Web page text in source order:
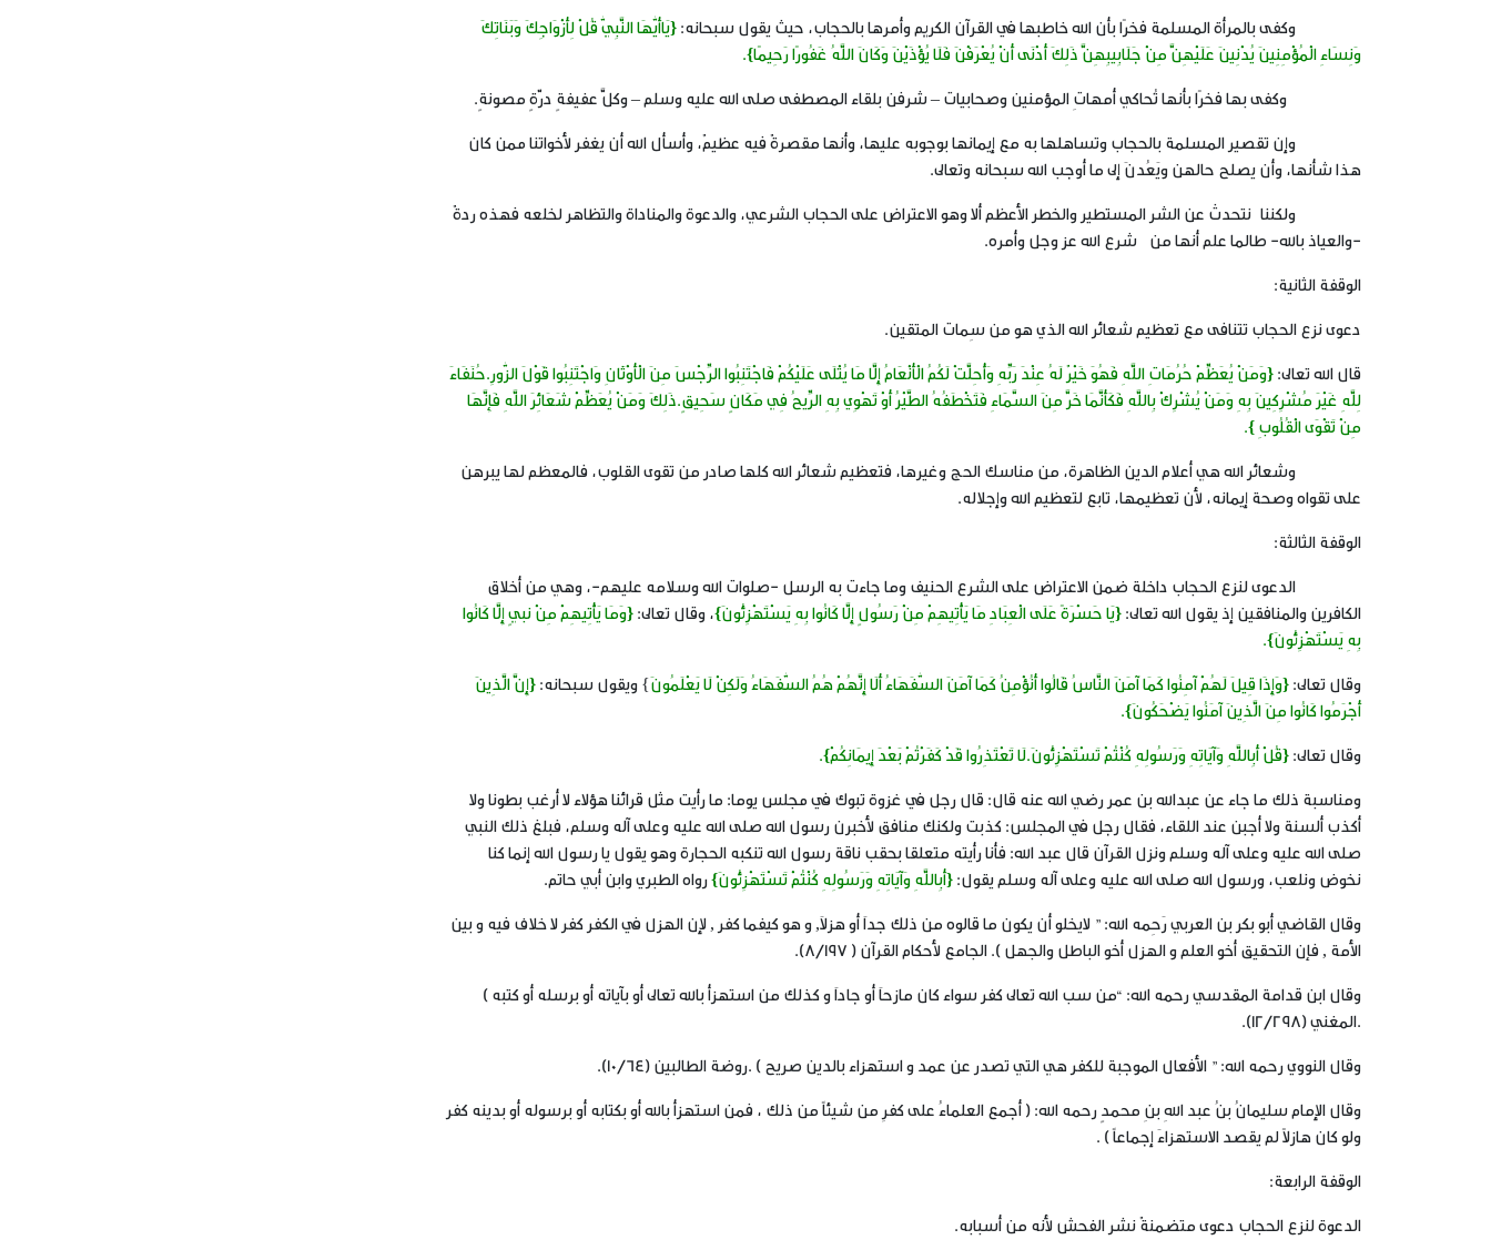
وكفى بالمرأة المسلمة فخرًا بأن الله خاطبها في القرآن الكريم وأمرها بالحجاب، حيث يقول سبحانه:{يَاأَيُّهَا النَّبِيُّ قُلْ لِأَزْوَاجِكَ وَبَنَاتِكَ
وَنِسَاءِ الْمُؤْمِنِينَ يُدْنِينَ عَلَيْهِنَّ مِنْ جَلَابِيبِهِنَّ ذَلِكَ أَدْنَى أَنْ يُعْرَفْنَ فَلَا يُؤْذَيْنَ وَكَانَ اللَّهُ غَفُورًا رَحِيمًا}.
وكفى بها فخرًا بأنها تُحاكي أمهاتِ المؤمنين وصحابيات – شرفن بلقاء المصطفى صلى الله عليه وسلم – وكلَّ عفيفةٍ درّةٍ مصونةٍ.
وإن تقصير المسلمة بالحجاب وتساهلها به مع إيمانها بوجوبه عليها، وأنها مقصرةٌ فيه عظيمٌ، وأسأل الله أن يغفر لأخواتنا ممن كان
هذا شأنها، وأن يصلح حالهن ويَعُدنَ إلى ما أوجب الله سبحانه وتعالى.
ولكننا نتحدث عن الشر المستطير والخطر الأعظم ألا وهو الاعتراض على الحجاب الشرعي، والدعوة والمناداة والتظاهر لخلعه فهذه ردةٌ
-والعياذ بالله- طالما علم أنها من شرع الله عز وجل وأمره.
الوقفة الثانية:
دعوى نزع الحجاب تتنافى مع تعظيم شعائر الله الذي هو من سِمات المتقين.
قال الله تعالى:{وَمَنْ يُعَظِّمْ حُرُمَاتِ اللَّهِ فَهُوَ خَيْرٌ لَهُ عِنْدَ رَبِّهِ وَأُحِلَّتْ لَكُمُ الْأَنْعَامُ إِلَّا مَا يُتْلَى عَلَيْكُمْ فَاجْتَنِبُوا الرِّجْسَ مِنَ الْأَوْثَانِ وَاجْتَنِبُوا قَوْلَ الزُّورِ.حُنَفَاءَ
لِلَّهِ غَيْرَ مُشْرِكِينَ بِهِ وَمَنْ يُشْرِكْ بِاللَّهِ فَكَأَنَّمَا خَرَّ مِنَ السَّمَاءِ فَتَخْطَفُهُ الطَّيْرُ أَوْ تَهْوِي بِهِ الرِّيحُ فِي مَكَانٍ سَحِيقٍ.ذَلِكَ وَمَنْ يُعَظِّمْ شَعَائِرَ اللَّهِ فَإِنَّهَا
مِنْ تَقْوَى الْقُلُوبِ }.
وشعائر الله هي أعلام الدين الظاهرة، من مناسك الحج وغيرها، فتعظيم شعائر الله كلها صادر من تقوى القلوب، فالمعظم لها يبرهن
على تقواه وصحة إيمانه، لأن تعظيمها، تابع لتعظيم الله وإجلاله.
الوقفة الثالثة:
الدعوى لنزع الحجاب داخلة ضمن الاعتراض على الشرع الحنيف وما جاءت به الرسل -صلوات الله وسلامه عليهم-، وهي من أخلاق
الكافرين والمنافقين إذ يقول الله تعالى:{يَا حَسْرَةً عَلَى الْعِبَادِ مَا يَأْتِيهِمْ مِنْ رَسُولٍ إِلَّا كَانُوا بِهِ يَسْتَهْزِئُونَ}، وقال تعالى:{وَمَا يَأْتِيهِمْ مِنْ نبيٍ إِلَّا كَانُوا
بِهِ يَسْتَهْزِئُونَ}.
وقال تعالى:{وَإِذَا قِيلَ لَهُمْ آمِنُوا كَمَا آمَنَ النَّاسُ قَالُوا أَنُؤْمِنُ كَمَا آمَنَ السُّفَهَاءُ أَلَا إِنَّهُمْ هُمُ السُّفَهَاءُ وَلَكِنْ لَا يَعْلَمُونَ} ويقول سبحانه:{إِنَّ الَّذِينَ
أَجْرَمُوا كَانُوا مِنَ الَّذِينَ آمَنُوا يَضْحَكُونَ}.
وقال تعالى:{قُلْ أَبِاللَّهِ وَآيَاتِهِ وَرَسُولِهِ كُنْتُمْ تَسْتَهْزِئُونَ.لَا تَعْتَذِرُوا قَدْ كَفَرْتُمْ بَعْدَ إِيمَانِكُمْ}.
ومناسبة ذلك ما جاء عن عبدالله بن عمر رضي الله عنه قال: قال رجل في غزوة تبوك في مجلس يوما: ما رأيت مثل قرائنا هؤلاء لا أرغب بطونا ولا
أكذب ألسنة ولا أجبن عند اللقاء، فقال رجل في المجلس: كذبت ولكنك منافق لأخبرن رسول الله صلى الله عليه وعلى آله وسلم، فبلغ ذلك النبي
صلى الله عليه وعلى آله وسلم ونزل القرآن قال عبد الله: فأنا رأيته متعلقا بحقب ناقة رسول الله تنكبه الحجارة وهو يقول يا رسول الله إنما كنا
نخوض ونلعب، ورسول الله صلى الله عليه وعلى آله وسلم يقول:{أَبِاللَّهِ وَآيَاتِهِ وَرَسُولِهِ كُنْتُمْ تَسْتَهْزِئُونَ}رواه الطبري وابن أبي حاتم.
وقال القاضي أبو بكر بن العربي رَحِمه الله: ” لايخلو أن يكون ما قالوه من ذلك جداَ أو هزلاَ, و هو كيفما كفر , لإن الهزل في الكفر كفر لا خلاف فيه و بين
الأمة , فإن التحقيق أخو العلم و الهزل أخو الباطل والجهل ). الجامع لأحكام القرآن ( 8/197).
وقال ابن قدامة المقدسي رحمه الله: “من سب الله تعالى كفر سواء كان مازحاَ أو جاداَ و كذلك من استهزأ بالله تعالى أو بآياته أو برسله أو كتبه )
.المغني (12/298).
وقال النووي رحمه الله: ” الأفعال الموجبة للكفر هي التي تصدر عن عمد و استهزاء بالدين صريح ) .روضة الطالبين (10/64).
وقال الإمام سليمانُ بنُ عبد اللهِ بنِ محمدٍ رحمه الله: ( أجمع العلماءُ على كفرِ من شيئاً من ذلك ، فمن استهزأ بالله أو بكتابه أو برسوله أو بدينه كفر
ولو كان هازلاً لم يقصد الاستهزاءَ إجماعاً ) .
الوقفة الرابعة:
الدعوة لنزع الحجاب دعوى متضمنةٌ نشر الفحش لأنه من أسبابه.